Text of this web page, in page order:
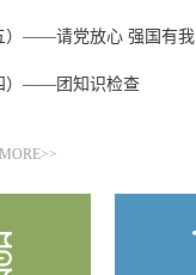
）——请党放心 强国有我
）——团知识检查
MORE>>